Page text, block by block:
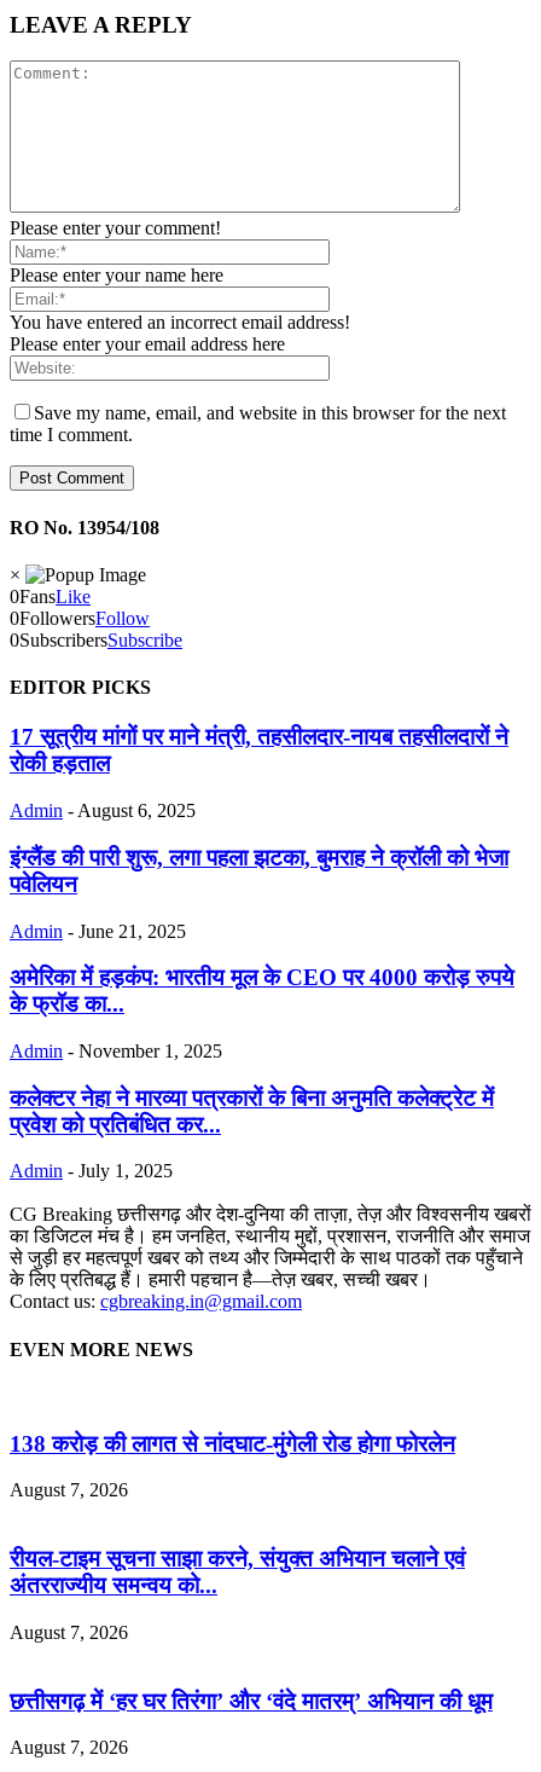
LEAVE A REPLY
Please enter your comment!
Please enter your name here
You have entered an incorrect email address!
Please enter your email address here
Save my name, email, and website in this browser for the next
time I comment.
RO No. 13954/108
×
0FansLike
0FollowersFollow
0SubscribersSubscribe
EDITOR PICKS
17 सूत्रीय मांगों पर माने मंत्री, तहसीलदार-नायब तहसीलदारों ने
रोकी हड़ताल
Admin - August 6, 2025
इंग्लैंड की पारी शुरू, लगा पहला झटका, बुमराह ने क्रॉली को भेजा
पवेलियन
Admin - June 21, 2025
अमेरिका में हड़कंप: भारतीय मूल के CEO पर 4000 करोड़ रुपये
के फ्रॉड का...
Admin - November 1, 2025
कलेक्टर नेहा ने मारव्या पत्रकारों के बिना अनुमति कलेक्ट्रेट में
प्रवेश को प्रतिबंधित कर...
Admin - July 1, 2025
CG Breaking छत्तीसगढ़ और देश-दुनिया की ताज़ा, तेज़ और विश्वसनीय खबरों
का डिजिटल मंच है। हम जनहित, स्थानीय मुद्दों, प्रशासन, राजनीति और समाज
से जुड़ी हर महत्वपूर्ण खबर को तथ्य और जिम्मेदारी के साथ पाठकों तक पहुँचाने
के लिए प्रतिबद्ध हैं। हमारी पहचान है—तेज़ खबर, सच्ची खबर।
Contact us: cgbreaking.in@gmail.com
EVEN MORE NEWS
138 करोड़ की लागत से नांदघाट-मुंगेली रोड होगा फोरलेन
August 7, 2026
रीयल-टाइम सूचना साझा करने, संयुक्त अभियान चलाने एवं
अंतरराज्यीय समन्वय को...
August 7, 2026
छत्तीसगढ़ में ‘हर घर तिरंगा’ और ‘वंदे मातरम्’ अभियान की धूम
August 7, 2026